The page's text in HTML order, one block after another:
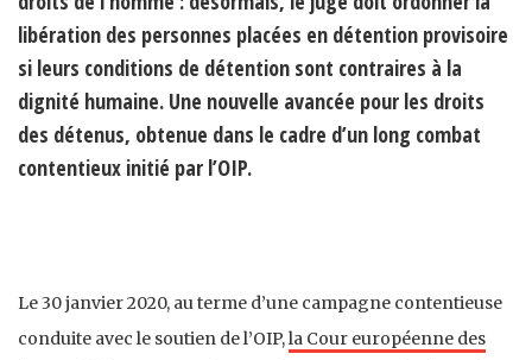
libération des personnes placées en détention provisoire
si leurs conditions de détention sont contraires à la
dignité humaine. Une nouvelle avancée pour les droits
des détenus, obtenue dans le cadre d’un long combat
contentieux initié par l’OIP.
Le 30 janvier 2020, au terme d’une campagne contentieuse
conduite avec le soutien de l’OIP,la Cour européenne des